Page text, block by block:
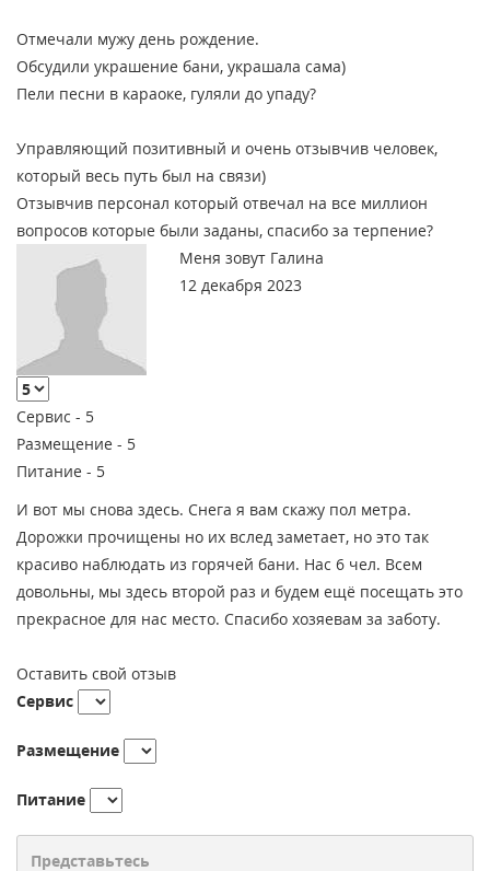
Отмечали мужу день рождение.
Обсудили украшение бани, украшала сама)
Пели песни в караоке, гуляли до упаду?
Управляющий позитивный и очень отзывчив человек,
который весь путь был на связи)
Отзывчив персонал который отвечал на все миллион
вопросов которые были заданы, спасибо за терпение?
Меня зовут Галина
12 декабря 2023
Сервис - 5
Размещение - 5
Питание - 5
И вот мы снова здесь. Снега я вам скажу пол метра.
Дорожки прочищены но их вслед заметает, но это так
красиво наблюдать из горячей бани. Нас 6 чел. Всем
довольны, мы здесь второй раз и будем ещё посещать это
прекрасное для нас место. Спасибо хозяевам за заботу.
Оставить свой отзыв
Сервис
Размещение
Питание